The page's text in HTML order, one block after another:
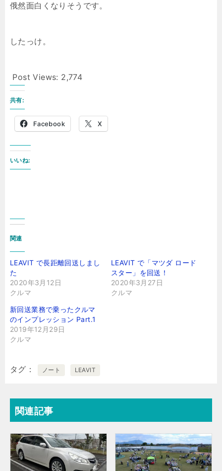
俄然面白くなりそうです。
したっけ。
Post Views: 2,774
共有:
Facebook X
いいね:
関連
LEAVIT で長距離回送しまし
た
2020年3月12日
クルマ
LEAVIT で「マツダ ロード
スター」を回送！
2020年3月27日
クルマ
新回送業務で乗ったクルマ
のインプレッション Part.1
2019年12月29日
クルマ
タグ ノート LEAVIT
関連記事